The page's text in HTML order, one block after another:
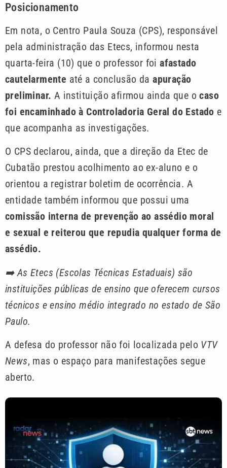
Posicionamento
Em nota, o Centro Paula Souza (CPS), responsável
pela administração das Etecs, informou nesta
quarta-feira (10) que o professor foiafastado
cautelarmente até a conclusão daapuração
preliminar. A instituição afirmou ainda que ocaso
foi encaminhado à Controladoria Geral do Estado e
que acompanha as investigações.
O CPS declarou, ainda, que a direção da Etec de
Cubatão prestou acolhimento ao ex-aluno e o
orientou a registrar boletim de ocorrência. A
entidade também informou que possui uma
comissão interna de prevenção ao assédio moral
e sexual e reiterou que repudia qualquer forma de
assédio.
➡️ As Etecs (Escolas Técnicas Estaduais) são
instituições públicas de ensino que oferecem cursos
técnicos e ensino médio integrado no estado de São
Paulo.
A defesa do professor não foi localizada pelo VTV
News, mas o espaço para manifestações segue
aberto.